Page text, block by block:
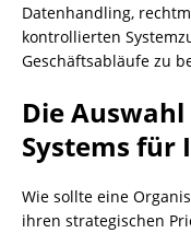
Datenhandling,
kontrollierten
Geschäftsabläufe zu
Die Auswahl
Systems für
Wie sollte eine
ihren strategischen